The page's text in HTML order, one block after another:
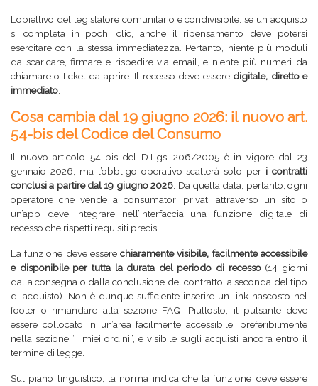
L’obiettivo del legislatore comunitario è condivisibile: se un acquisto
si completa in pochi clic, anche il ripensamento deve potersi
esercitare con la stessa immediatezza. Pertanto, niente più moduli
da scaricare, firmare e rispedire via email, e niente più numeri da
chiamare o ticket da aprire. Il recesso deve essere digitale, diretto e
immediato
Cosa cambia dal 19 giugno 2026: il nuovo art.
54-bis del Codice del Consumo
Il nuovo articolo 54-bis del D.Lgs. 206/2005 è in vigore dal 23
gennaio 2026, ma l’obbligo operativo scatterà solo per i contratti
conclusi a partire dal 19 giugno 2026 . Da quella data, pertanto, ogni
operatore che vende a consumatori privati attraverso un sito o
un’app deve integrare nell’interfaccia una funzione digitale di
recesso che rispetti requisiti precisi.
La funzione deve esserechiaramente visibile, facilmente accessibile
e disponibile per tutta la durata del periodo di recesso (14 giorni
dalla consegna o dalla conclusione del contratto, a seconda del tipo
di acquisto). Non è dunque sufficiente inserire un link nascosto nel
footer o rimandare alla sezione FAQ. Piuttosto, il pulsante deve
essere collocato in un’area facilmente accessibile, preferibilmente
nella sezione “I miei ordini”, e visibile sugli acquisti ancora entro il
termine di legge.
Sul piano linguistico, la norma indica che la funzione deve essere